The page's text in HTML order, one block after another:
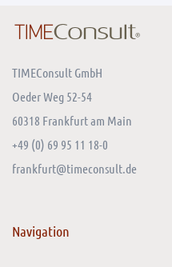
TIMEConsult GmbH
Oeder Weg 52-54
60318 Frankfurt am Main
+49 (0) 69 95 11 18-0
frankfurt@timeconsult.de
Navigation